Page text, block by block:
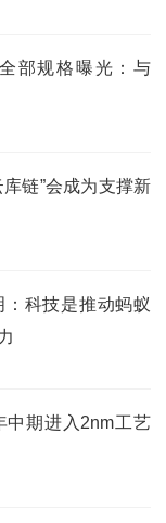
部规格曝光：与
链”会成为支撑新
科技是推动蚂蚁
中期进入2nm工艺